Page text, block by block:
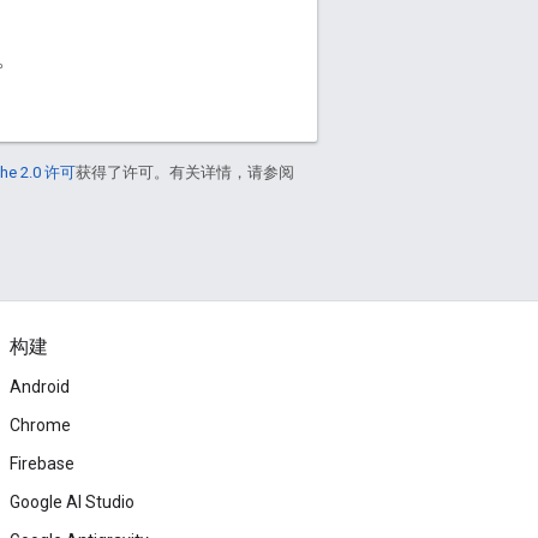
2.0 许可获得了许可。有关详情，请参阅
构建
Android
Chrome
Firebase
Google AI Studio